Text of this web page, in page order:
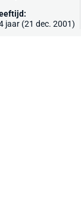
jaar (21 dec. 2001)